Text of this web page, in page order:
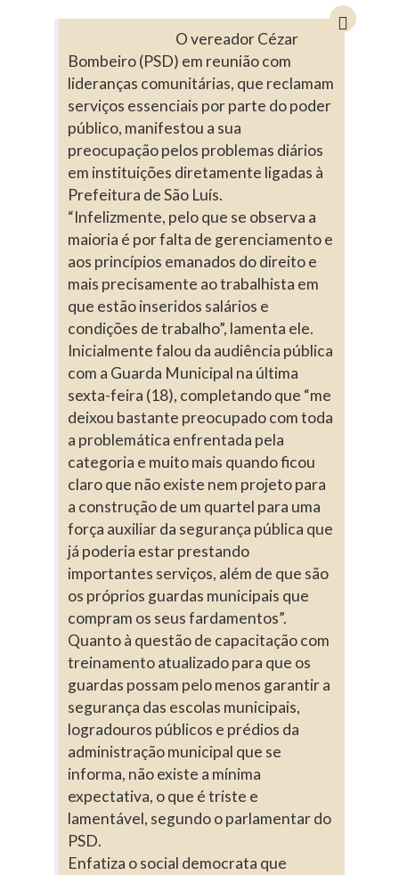
O vereador Cézar
Bombeiro (PSD) em reunião com
lideranças comunitárias, que reclamam
serviços essenciais por parte do poder
público, manifestou a sua
preocupação pelos problemas diários
em instituições diretamente ligadas à
Prefeitura de São Luís.
“Infelizmente, pelo que se observa a
maioria é por falta de gerenciamento e
aos princípios emanados do direito e
mais precisamente ao trabalhista em
que estão inseridos salários e
condições de trabalho”, lamenta ele.
Inicialmente falou da audiência pública
com a Guarda Municipal na última
sexta-feira (18), completando que “me
deixou bastante preocupado com toda
a problemática enfrentada pela
categoria e muito mais quando ficou
claro que não existe nem projeto para
a construção de um quartel para uma
força auxiliar da segurança pública que
já poderia estar prestando
importantes serviços, além de que são
os próprios guardas municipais que
compram os seus fardamentos”.
Quanto à questão de capacitação com
treinamento atualizado para que os
guardas possam pelo menos garantir a
segurança das escolas municipais,
logradouros públicos e prédios da
administração municipal que se
informa, não existe a mínima
expectativa, o que é triste e
lamentável, segundo o parlamentar do
PSD.
Enfatiza o social democrata que